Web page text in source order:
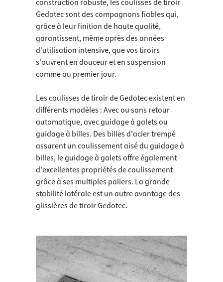
construction robuste, les coulisses de tiroir
Gedotec sont des compagnons fiables qui,
grâce à leur finition de haute qualité,
garantissent, même après des années
d'utilisation intensive, que vos tiroirs
s'ouvrent en douceur et en suspension
comme au premier jour.
Les coulisses de tiroir de Gedotec existent en
différents modèles : Avec ou sans retour
automatique, avec guidage à galets ou
guidage à billes. Des billes d'acier trempé
assurent un coulissement aisé du guidage à
billes, le guidage à galets offre également
d'excellentes propriétés de coulissement
grâce à ses multiples paliers. La grande
stabilité latérale est un autre avantage des
glissières de tiroir Gedotec.